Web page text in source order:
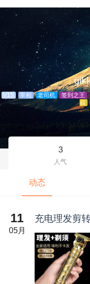
V15 宰相 老司机 签到之王
叔
3
人气
动态
11
05月
充电理发剪